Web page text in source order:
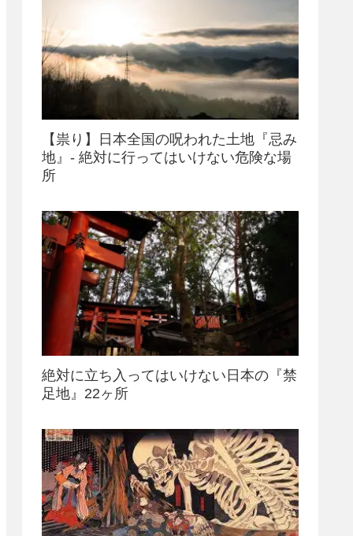
【祟り】日本全国の呪われた土地『忌み
地』- 絶対に行ってはいけない危険な場
所
絶対に立ち入ってはいけない日本の『禁
足地』22ヶ所